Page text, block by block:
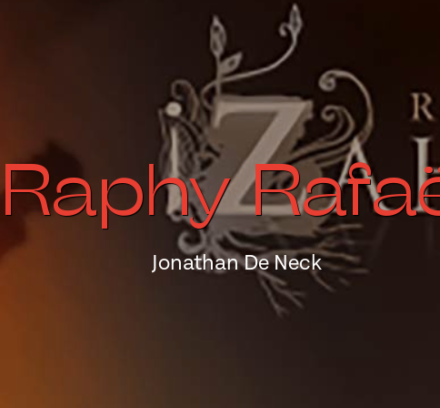
Raphy
Jonathan De Neck